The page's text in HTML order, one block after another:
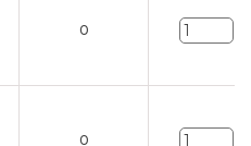
0
0